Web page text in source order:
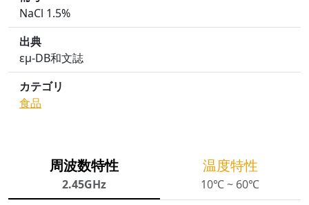
NaCl 1.5%
出典
εμ-DB和文誌
カテゴリ
食品
周波数特性
2.45GHz
温度特性
10℃ ~ 60℃